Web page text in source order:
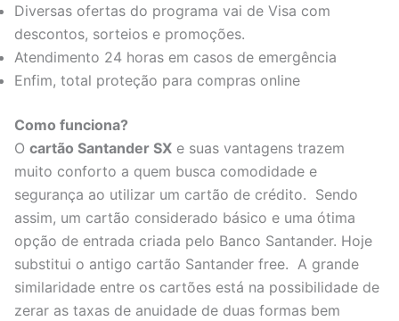
Diversas ofertas do programa vai de Visa com
descontos, sorteios e promoções.
Atendimento 24 horas em casos de emergência
Enfim, total proteção para compras online
Como funciona?
O cartão Santander SX e suas vantagens trazem
muito conforto a quem busca comodidade e
segurança ao utilizar um cartão de crédito. Sendo
assim, um cartão considerado básico e uma ótima
opção de entrada criada pelo Banco Santander. Hoje
substitui o antigo cartão Santander free. A grande
similaridade entre os cartões está na possibilidade de
zerar as taxas de anuidade de duas formas bem